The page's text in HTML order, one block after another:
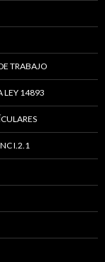
TRABAJO
LEY 14893
I.2.1